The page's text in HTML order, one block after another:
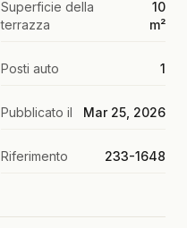
Superficie della
terrazza
10
m²
Posti auto 1
Pubblicato il Mar 25, 2026
Riferimento 233-1648